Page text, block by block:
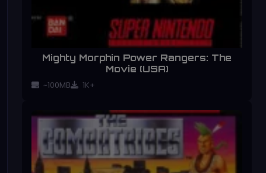
Mighty Morphin Power Rangers: The
Movie (USA)
~100MB 1K+